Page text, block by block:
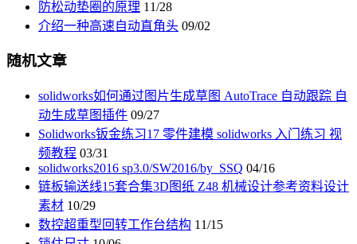
防松动垫圈的原理 11/28
介绍一种高速自动直角头 09/02
随机文章
solidworks如何通过图片生成草图 AutoTrace 自动跟踪 自
动生成草图插件 09/27
Solidworks钣金练习17 零件建模 solidworks 入门练习 视
频教程 03/31
solidworks2016 sp3.0/SW2016/by_SSQ 04/16
链板输送线15套合集3D图纸 Z48 机械设计参考资料设计
素材 10/29
数控超重型回转工作台结构 11/15